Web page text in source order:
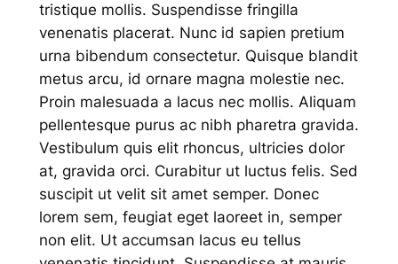
tristique mollis. Suspendisse fringilla
venenatis placerat. Nunc id sapien pretium
urna bibendum consectetur. Quisque blandit
metus arcu, id ornare magna molestie nec.
Proin malesuada a lacus nec mollis. Aliquam
pellentesque purus ac nibh pharetra gravida.
Vestibulum quis elit rhoncus, ultricies dolor
at, gravida orci. Curabitur ut luctus felis. Sed
suscipit ut velit sit amet semper. Donec
lorem sem, feugiat eget laoreet in, semper
non elit. Ut accumsan lacus eu tellus